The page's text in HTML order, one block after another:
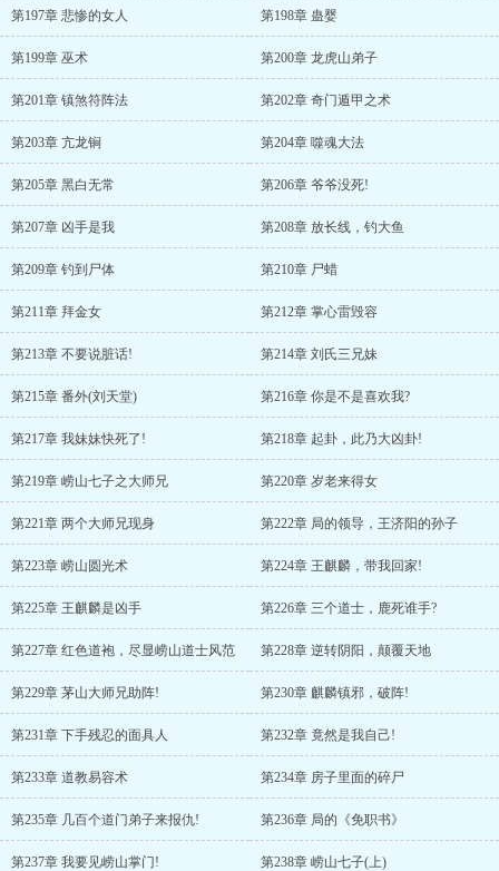
第197章 悲惨的女人 第198章 蛊婴
第199章 巫术 第200章 龙虎山弟子
第201章 镇煞符阵法 第202章 奇门遁甲之术
第203章 亢龙锏 第204章 噬魂大法
第205章 黑白无常 第206章 爷爷没死!
第207章 凶手是我 第208章 放长线，钓大鱼
第209章 钓到尸体 第210章 尸蜡
第211章 拜金女 第212章 掌心雷毁容
第213章 不要说脏话! 第214章 刘氏三兄妹
第215章 番外(刘天堂) 第216章 你是不是喜欢我?
第217章 我妹妹快死了! 第218章 起卦，此乃大凶卦!
第219章 崂山七子之大师兄 第220章 岁老来得女
第221章 两个大师兄现身 第222章 局的领导，王济阳的孙子
第223章 崂山圆光术 第224章 王麒麟，带我回家!
第225章 王麒麟是凶手 第226章 三个道士，鹿死谁手?
第227章 红色道袍，尽显崂山道士风范 第228章 逆转阴阳，颠覆天地
第229章 茅山大师兄助阵! 第230章 麒麟镇邪，破阵!
第231章 下手残忍的面具人 第232章 竟然是我自己!
第233章 道教易容术 第234章 房子里面的碎尸
第235章 几百个道门弟子来报仇! 第236章 局的《免职书》
第237章 我要见崂山掌门! 第238章 崂山七子(上)